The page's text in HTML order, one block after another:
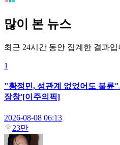
많이 본 뉴스
최근 24시간 동안 집계한 결과입
1
"황정민, 성관계 없었어도 불
장창'[이주의픽]
2026-08-08 06:13
23만